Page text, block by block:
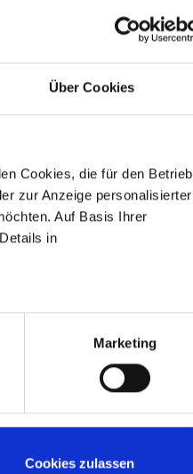
Über Cookies
Cookies, die für den Betrieb
zur Anzeige personalisierter
Auf Basis Ihrer
in
Marketing
Cookies zulassen
aus der Finanzierung,
säumigen Zahlers. Die
aber dennoch
betreibt,
Wirtschaftspläne oder
hervorgeht, vorgelegt
diese dem Gericht